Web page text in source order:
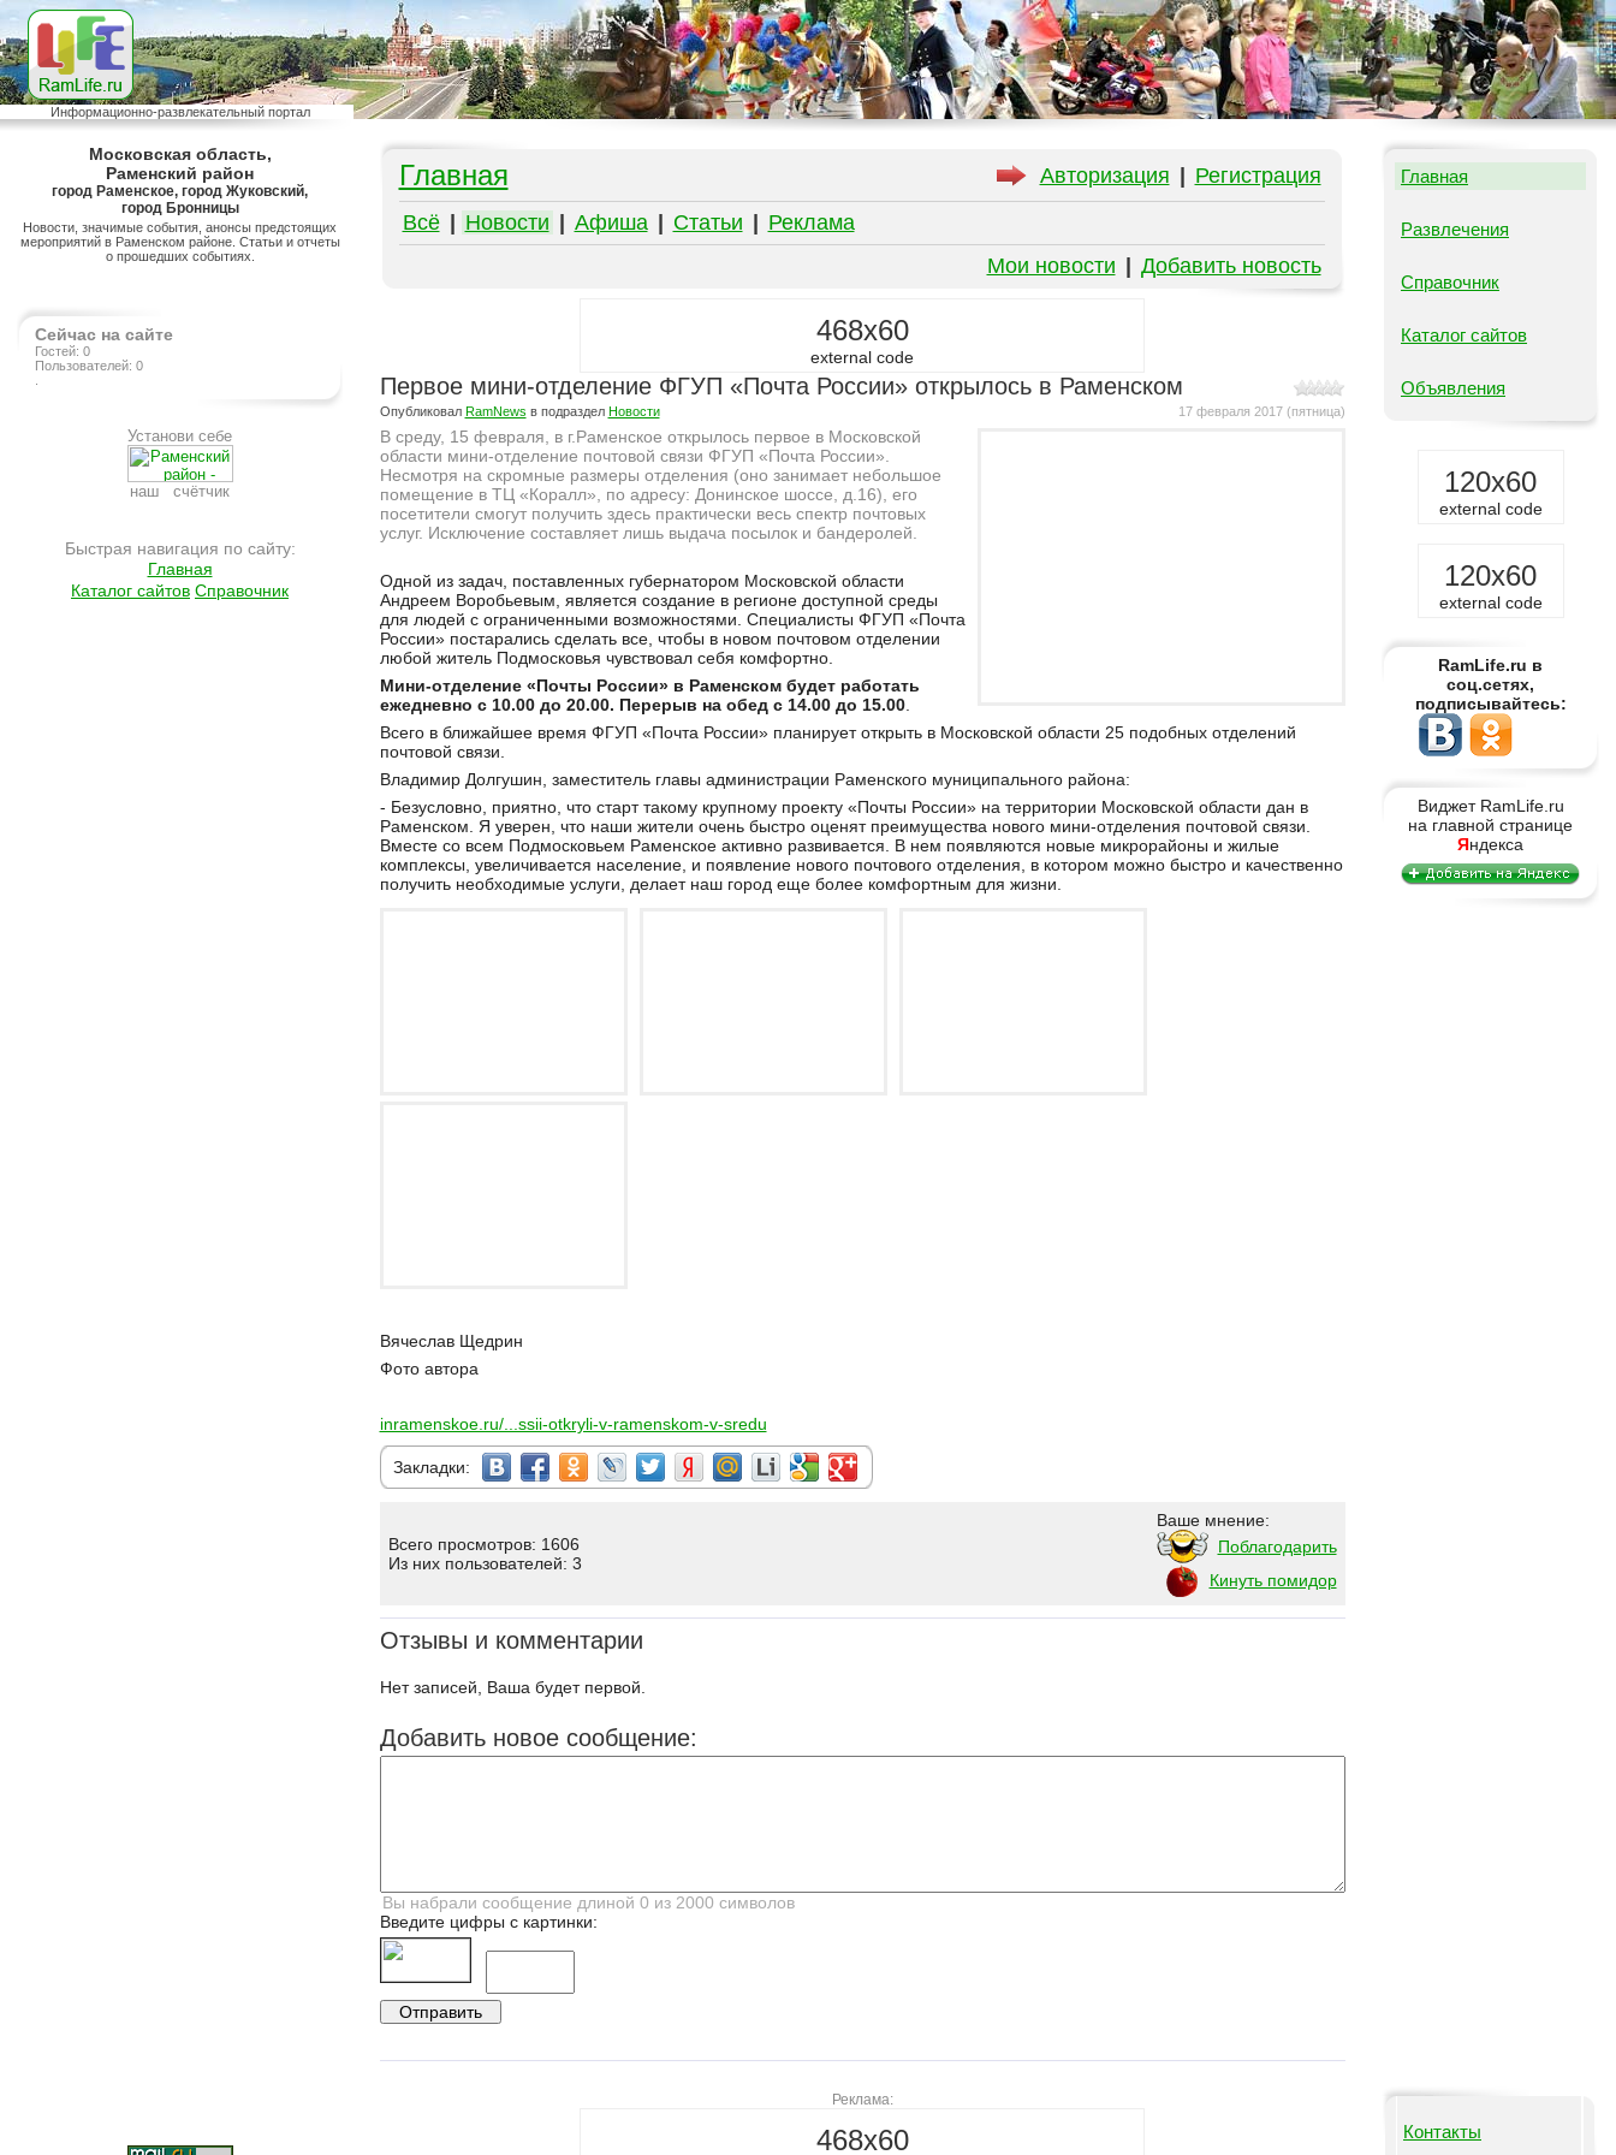
Информационно-развлекательный портал
Московская область,
Раменский район
город Раменское, город Жуковский,
город Бронницы
Новости, значимые события, анонсы предстоящих
мероприятий в Раменском районе. Статьи и отчеты
о прошедших событиях.
Сейчас на сайте
Гостей: 0
Пользователей: 0
Установи себе
наш счётчик
Быстрая навигация по сайту:
Главная
Каталог сайтов Справочник
Авторизация Регистрация
Главная
Всё Новости Афиша Статьи
Реклама
Мои новости
Добавить новость
468x60
external code
Первое мини-отделение ФГУП «Почта России» открылось в Раменском
17 февраля 2017 (пятница)
Опубликовал RamNews в подраздел Новости
В среду, 15 февраля, в г.Раменское открылось первое в Московской
области мини-отделение почтовой связи ФГУП «Почта России».
Несмотря на скромные размеры отделения (оно занимает небольшое
помещение в ТЦ «Коралл», по адресу: Донинское шоссе, д.16), его
посетители смогут получить здесь практически весь спектр почтовых
услуг. Исключение составляет лишь выдача посылок и бандеролей.
Одной из задач, поставленных губернатором Московской области
Андреем Воробьевым, является создание в регионе доступной среды
для людей с ограниченными возможностями. Специалисты ФГУП «Почта
России» постарались сделать все, чтобы в новом почтовом отделении
любой житель Подмосковья чувствовал себя комфортно.
Мини-отделение «Почты России» в Раменском будет работать
ежедневно с 10.00 до 20.00. Перерыв на обед с 14.00 до 15.00.
Всего в ближайшее время ФГУП «Почта России» планирует открыть в Московской области 25 подобных отделений
почтовой связи.
Владимир Долгушин, заместитель главы администрации Раменского муниципального района:
- Безусловно, приятно, что старт такому крупному проекту «Почты России» на территории Московской области дан в
Раменском. Я уверен, что наши жители очень быстро оценят преимущества нового мини-отделения почтовой связи.
Вместе со всем Подмосковьем Раменское активно развивается. В нем появляются новые микрорайоны и жилые
комплексы, увеличивается население, и появление нового почтового отделения, в котором можно быстро и качественно
получить необходимые услуги, делает наш город еще более комфортным для жизни.
Вячеслав Щедрин
Фото автора
inramenskoe.ru/...ssii-otkryli-v-ramenskom-v-sredu
Закладки:
Всего просмотров: 1606
Из них пользователей: 3
Ваше мнение:
Поблагодарить
Кинуть помидор
Отзывы и комментарии
Нет записей, Ваша будет первой.
Добавить новое сообщение:
Введите цифры с картинки:
Главная
Развлечения
Справочник
Каталог сайтов
Объявления
120x60
external code
120x60
external code
RamLife.ru в
соц.сетях,
подписывайтесь:
Виджет RamLife.ru
на главной странице
Яндекса
Реклама:
468x60 Контакты